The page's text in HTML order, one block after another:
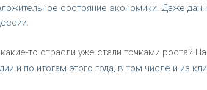
состояние экономики. Даже
то отрасли уже стали точками роста?
и по итогам этого года, в том числе и из